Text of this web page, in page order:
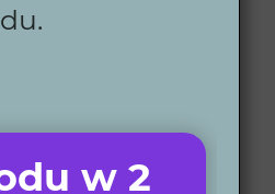
jest dla nas
z praktycznymi
współpracy zdalnej.
jakość wykonania.
w 2